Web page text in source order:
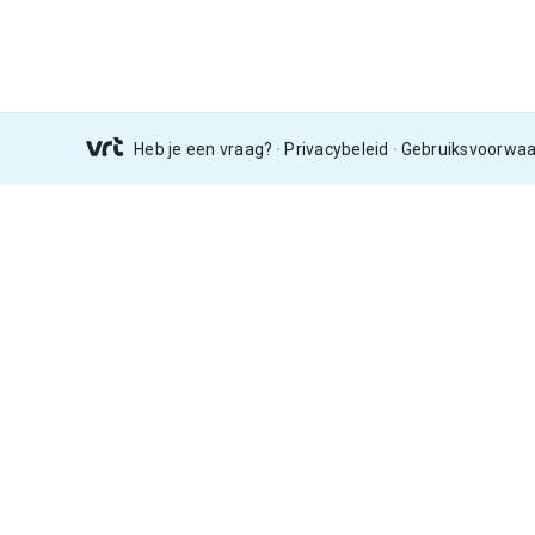
Heb je een vraag? Privacybeleid